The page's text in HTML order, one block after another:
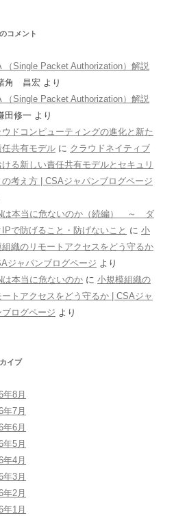
コメント
（Single Packet Authorization）解説
角 昌宏 より
（Single Packet Authorization）解説
田修一 より
ウドコンピューティングの進化と新た
任共有モデル に クラウドネイティブ
ける新しい責任共有モデルとセキュリ
の考え方 | CSAジャパンブログページ
は本当に危ないのか（続編） ～ ダ
IPで防げること・防げないこと に 小
組織のリモートアクセスをどう守るか
ジャパンブログページ より
は本当に危ないのか に 小規模組織の
ートアクセスをどう守るか | CSAジャ
ブログページ より
イブ
年8月
年7月
年6月
年5月
年4月
年3月
年2月
年1月